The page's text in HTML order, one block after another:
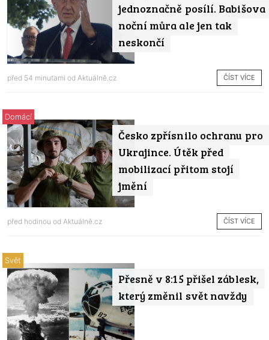
jednoznačně posílí. Babišova
noční můra ale jen tak
neskončí
před 54 minutami od Aktuálně.cz ČÍST VÍCE
Česko zpřísnilo ochranu pro
Ukrajince. Útěk před
mobilizací přitom stojí
jmění
Domácí
před hodinou od Aktuálně.cz ČÍST VÍCE
Přesně v 8:15 přišel záblesk,
který změnil svět navždy
Svět